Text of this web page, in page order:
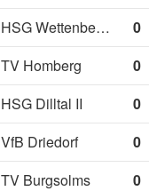
HSG Wettenberg III 0
TV Homberg 0
HSG Dilltal II 0
VfB Driedorf 0
TV Burgsolms 0